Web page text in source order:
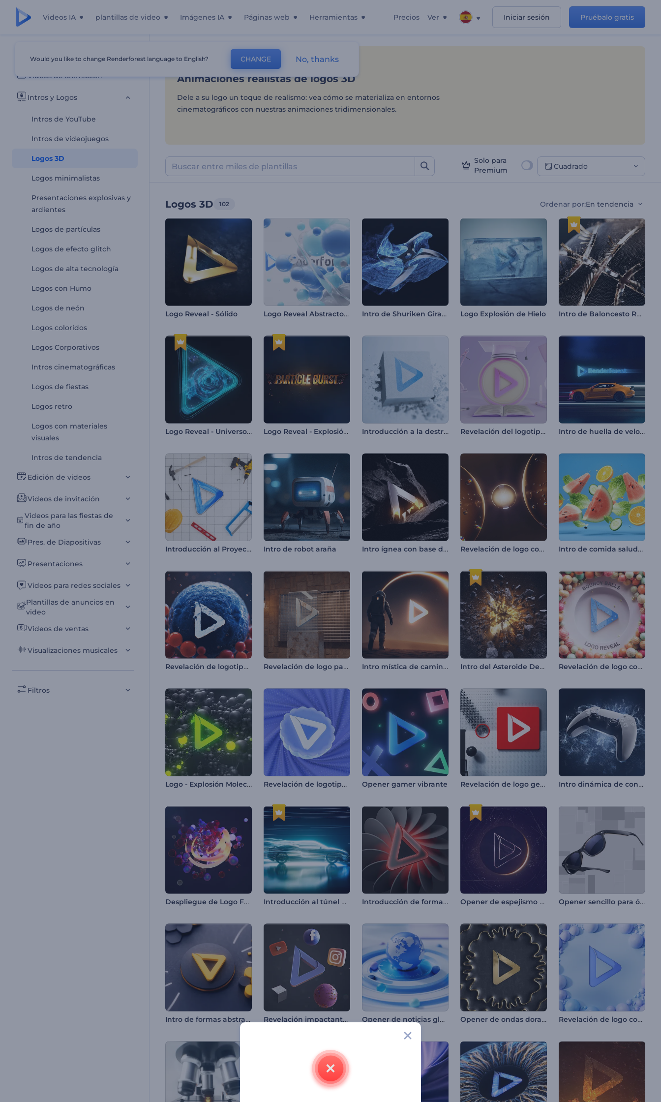
Videos IA plantillas de video Imágenes IA Páginas web Herramientas Precios Ver Iniciar sesión Pruébalo gratis
Todas las plantillas
Videos de animación
Intros y Logos
Intros de YouTube
Intros de videojuegos
Logos 3D
Logos minimalistas
Presentaciones explosivas y
ardientes
Logos de partículas
Logos de efecto glitch
Logos de alta tecnología
Logos con Humo
Logos de neón
Logos coloridos
Logos Corporativos
Intros cinematográficas
Logos de fiestas
Logos retro
Logos con materiales
visuales
Intros de tendencia
Edición de videos
Videos de invitación
Videos para las fiestas de
fin de año
Pres. de Diapositivas
Presentaciones
Videos para redes sociales
Plantillas de anuncios en
video
Videos de ventas
Visualizaciones musicales
Filtros
Animaciones realistas de logos 3D
Inicio Plantillas Intros Y Logos Logos 3D
Animaciones realistas de logos 3D
Dele a su logo un toque de realismo: vea cómo se materializa en entornos
cinematográficos con nuestras animaciones tridimensionales.
Solo para
Premium
Cuadrado
Logos 3D 102 Ordenar por:En tendencia
Logo Reveal - Sólido Logo Reveal Abstracto 3D Intro de Shuriken Giratorio Logo Explosión de Hielo Intro de Baloncesto Realista
Logo Reveal - Universo con Campo de Estrellas Logo Reveal - Explosión de Partículas Introducción a la destrucción de bloques de piedra Revelación del logotipo de Educación Intro de huella de velocidad de automóvil
Introducción al Proyecto de Construcción Intro de robot araña Intro ígnea con base de piedra Revelación de logo con división de burbujas Intro de comida saludable
Revelación de logotipo con división celular Revelación de logo para museo de arte Intro mística de caminante interplanetario Intro del Asteroide Destructor Revelación de logo con pelotas en movimiento
Logo - Explosión Molecular Revelación de logotipo con formas abstractas Opener gamer vibrante Revelación de logo geométrico en 3D Intro dinámica de controlador de videojuegos
Despliegue de Logo Formas Radiantes Introducción al túnel de viento automotriz Introducción de formas abstractas giratorias Opener de espejismo en el desierto Opener sencillo para ópticas
Intro de formas abstractas en 3D Revelación impactante de logotipo Opener de noticias globales Opener de ondas doradas Revelación de logo con pelotas suaves
Would you like to change Renderforest language to English? CHANGE No, thanks